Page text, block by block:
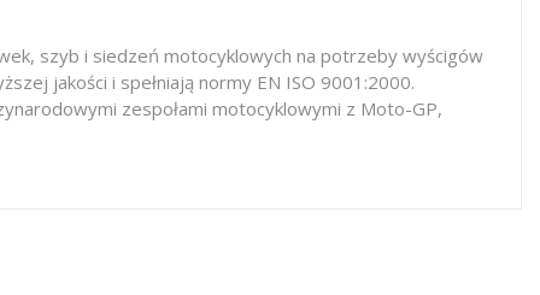
szyb i siedzeń motocyklowych na potrzeby wyścigów
jakości i spełniają normy EN ISO 9001:2000.
zespołami motocyklowymi z Moto-GP,